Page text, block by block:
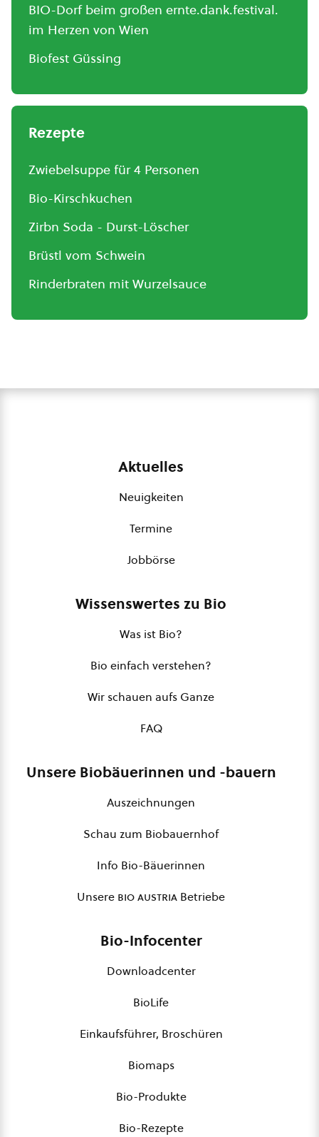
BIO-Dorf beim großen ernte.dank.festival.
im Herzen von Wien
Biofest Güssing
Rezepte
Zwiebelsuppe für 4 Personen
Bio-Kirschkuchen
Zirbn Soda - Durst-Löscher
Brüstl vom Schwein
Rinderbraten mit Wurzelsauce
Aktuelles
Neuigkeiten
Termine
Jobbörse
Wissenswertes zu Bio
Was ist Bio?
Bio einfach verstehen?
Wir schauen aufs Ganze
FAQ
Unsere Biobäuerinnen und -bauern
Auszeichnungen
Schau zum Biobauernhof
Info Bio-Bäuerinnen
Unsere bio austria Betriebe
Bio-Infocenter
Downloadcenter
BioLife
Einkaufsführer, Broschüren
Biomaps
Bio-Produkte
Bio-Rezepte